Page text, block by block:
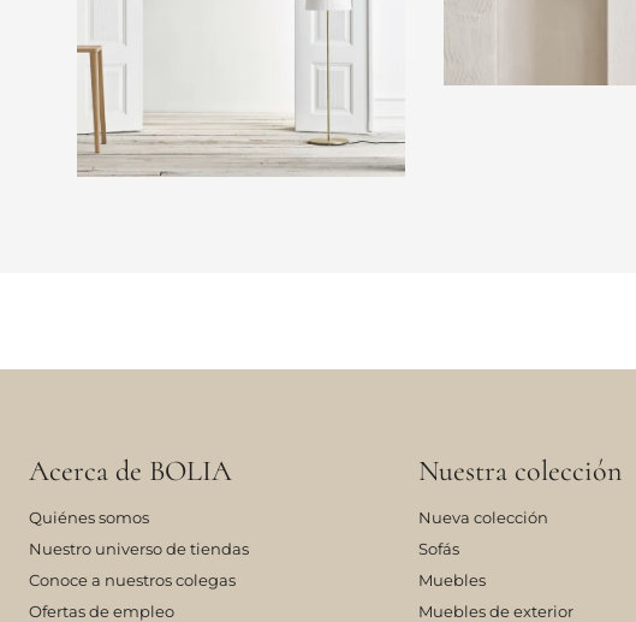
Acerca de BOLIA
Quiénes somos
Nuestro universo de tiendas
Conoce a nuestros colegas
Ofertas de empleo
Nuestra colección
Nueva colección
Sofás
Muebles
Muebles de exterior